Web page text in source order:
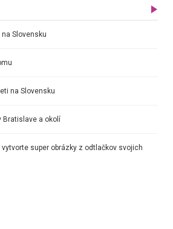
Slovensku
na Slovensku
Bratislave a okolí
super obrázky z odtlačkov svojich